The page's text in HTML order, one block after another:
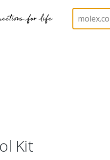
Applicators and
Kit